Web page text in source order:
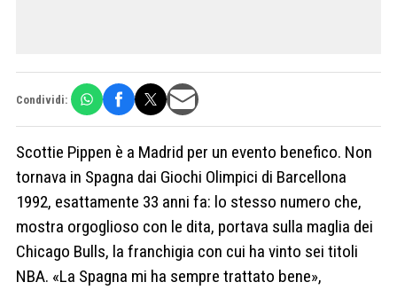
Condividi:
Scottie Pippen è a Madrid per un evento benefico. Non
tornava in Spagna dai Giochi Olimpici di Barcellona
1992, esattamente 33 anni fa: lo stesso numero che,
mostra orgoglioso con le dita, portava sulla maglia dei
Chicago Bulls, la franchigia con cui ha vinto sei titoli
NBA. «La Spagna mi ha sempre trattato bene»,